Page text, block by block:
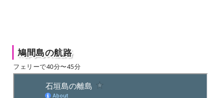
鳩間島の航路
フェリーで40分〜45分